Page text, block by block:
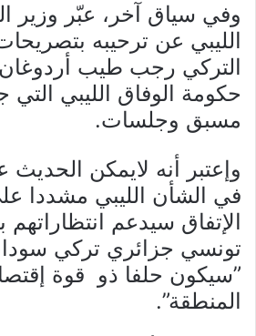
وفي سياق آخر، عبّر وزير
الليبي عن ترحيبه
التركي رجب طيب
حكومة الوفاق الليبي التي
مسبق وجلسات.
وإعتبر أنه لايمكن
في الشأن الليبي مشددا
الإتفاق سيدعم انتظاراتهم
تونسي جزائري تركي
”سيكون حلفا ذو قوة
المنطقة”.